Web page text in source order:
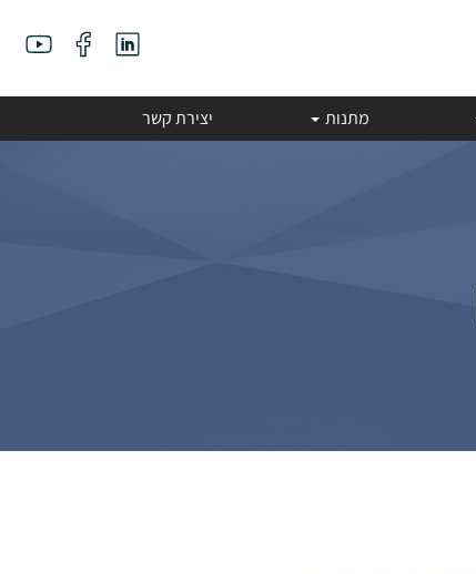
מתנות יצירת קשר